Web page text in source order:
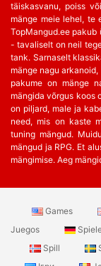
täiskasvanu, poiss
mänge meie lehel, te
TopMangud.ee
- tavaliselt on neil
tank. Sarnaselt
mänge nagu
pakume on mänge
mängida võrgus koos
on piljard, male ja
need, mis on kaste
tuning mängud.
mängud ja RPG. Et
mängimise. Aeg
Games
Juegos
Spill